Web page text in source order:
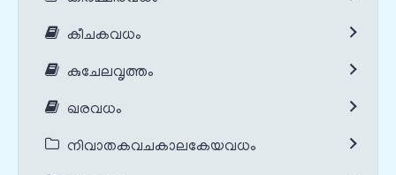
കീചകവധം
കുചേലവൃത്തം
ഖരവധം
നിവാതകവചകാലകേയവധം